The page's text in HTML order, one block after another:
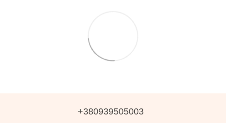
+380939505003